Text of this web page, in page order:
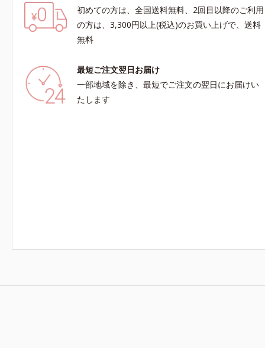
初めての方は、全国送料無料、2回目以降のご利用
の方は、3,300円以上(税込)のお買い上げで、送料
無料
最短ご注文翌日お届け
一部地域を除き、最短でご注文の翌日にお届けい
たします